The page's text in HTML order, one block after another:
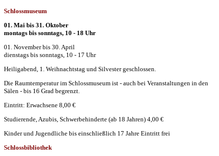
Schlossmuseum
01. Mai bis 31. Oktober
montags bis sonntags, 10 - 18 Uhr
01. November bis 30. April
dienstags bis sonntags, 10 - 17 Uhr
Heiligabend, 1. Weihnachtstag und Silvester geschlossen.
Die Raumtemperatur im Schlossmuseum ist - auch bei Veranstaltungen in den
Sälen - bis 16 Grad begrenzt.
Eintritt: Erwachsene 8,00 €
Studierende, Azubis, Schwerbehinderte (ab 18 Jahren) 4,00 €
Kinder und Jugendliche bis einschließlich 17 Jahre Eintritt frei
Schlossbibliothek